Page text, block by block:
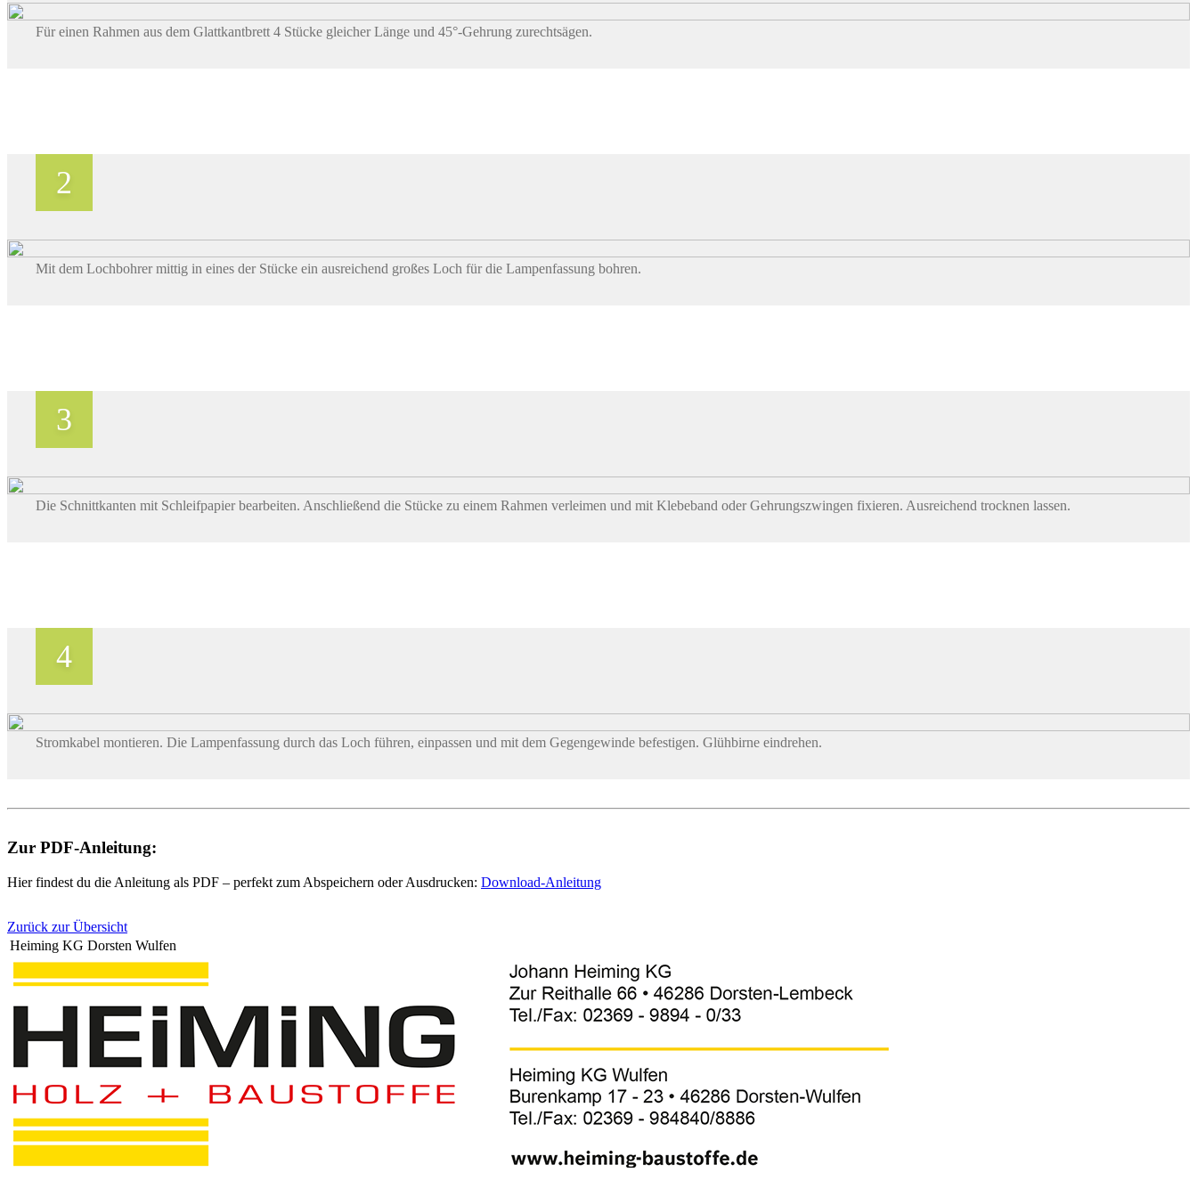
Für einen Rahmen aus dem Glattkantbrett 4 Stücke gleicher Länge und 45°-Gehrung zurechtsägen.
Mit dem Lochbohrer mittig in eines der Stücke ein ausreichend großes Loch für die Lampenfassung bohren.
Die Schnittkanten mit Schleifpapier bearbeiten. Anschließend die Stücke zu einem Rahmen verleimen und mit Klebeband oder Gehrungszwingen fixieren. Ausreichend trocknen lassen.
Stromkabel montieren. Die Lampenfassung durch das Loch führen, einpassen und mit dem Gegengewinde befestigen. Glühbirne eindrehen.
Zur PDF-Anleitung:
Hier findest du die Anleitung als PDF – perfekt zum Abspeichern oder Ausdrucken: Download-Anleitung
Zurück zur Übersicht
Heiming KG Dorsten Wulfen